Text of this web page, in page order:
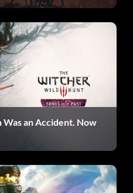
an Accident. Now